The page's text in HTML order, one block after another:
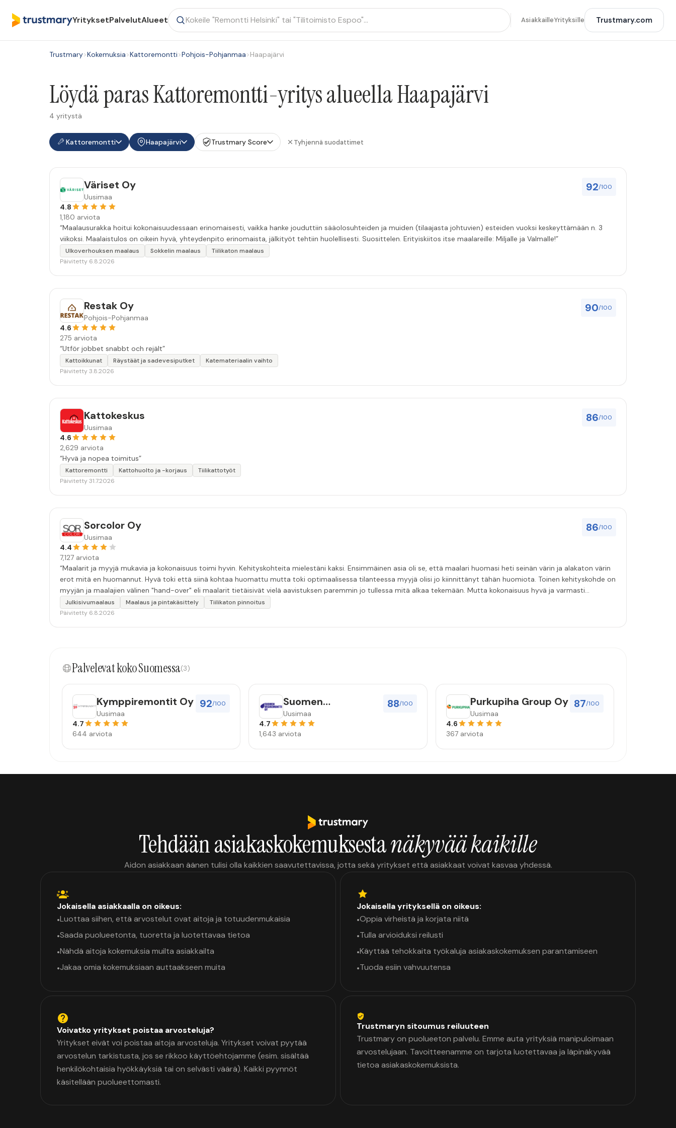
YrityksetPalvelutAlueet AsiakkailleYrityksille Trustmary.com
Trustmary>Kokemuksia>Kattoremontti>Pohjois-Pohjanmaa>Haapajärvi
Löydä paras Kattoremontti-yritys alueella Haapajärvi
4 yritystä
Kattoremontti Haapajärvi Trustmary Score Tyhjennä suodattimet
92/100
Väriset Oy
Uusimaa
4.8
1,180 arviota
“Maalausurakka hoitui kokonaisuudessaan erinomaisesti, vaikka hanke jouduttiin sääolosuhteiden ja muiden (tilaajasta johtuvien) esteiden vuoksi keskeyttämään n. 3
viikoksi. Maalaistulos on oikein hyvä, yhteydenpito erinomaista, jälkityöt tehtiin huolellisesti. Suosittelen. Erityiskiitos itse maalareille: Miljalle ja Valmalle!”
Ulkoverhouksen maalaus Sokkelin maalaus
Tiilikaton maalaus
Päivitetty 6.8.2026
90/100
Restak Oy
Pohjois-Pohjanmaa
4.6
275 arviota
“Utför jobbet snabbt och rejält”
Kattoikkunat Räystäät ja sadevesiputket
Katemateriaalin vaihto
Päivitetty 3.8.2026
86/100
Kattokeskus
Uusimaa
4.6
2,629 arviota
“Hyvä ja nopea toimitus”
Kattoremontti Kattohuolto ja -korjaus
Tiilikattotyöt
Päivitetty 31.7.2026
86/100
Sorcolor Oy
Uusimaa
4.4
7,127 arviota
“Maalarit ja myyjä mukavia ja kokonaisuus toimi hyvin. Kehityskohteita mielestäni kaksi. Ensimmäinen asia oli se, että maalari huomasi heti seinän värin ja alakaton värin
erot mitä en huomannut. Hyvä toki että siinä kohtaa huomattu mutta toki optimaalisessa tilanteessa myyjä olisi jo kiinnittänyt tähän huomiota. Toinen kehityskohde on
myyjän ja maalajien välinen "hand-over" eli maalarit tietäisivät vielä aavistuksen paremmin jo tullessa mitä alkaa tekemään. Mutta kokonaisuus hyvä ja varmasti
tulevaisuudessakin mahdollisuus että palveluita käytän”
Julkisivumaalaus Maalaus ja pintakäsittely
Tiilikaton pinnoitus
Päivitetty 6.8.2026
Palvelevat koko Suomessa(3)
92/100
Kymppiremontit Oy
Uusimaa
4.7
644 arviota
88/100
Suomen
vesiremontti Oy
Uusimaa
4.7
1,643 arviota
87/100
Purkupiha Group Oy
Uusimaa
4.6
367 arviota
Tehdään asiakaskokemuksestanäkyvää kaikille
Aidon asiakkaan äänen tulisi olla kaikkien saavutettavissa, jotta sekä yritykset että asiakkaat voivat kasvaa yhdessä.
Jokaisella asiakkaalla on oikeus:
•Luottaa siihen, että arvostelut ovat aitoja ja totuudenmukaisia
•Saada puolueetonta, tuoretta ja luotettavaa tietoa
•Nähdä aitoja kokemuksia muilta asiakkailta
•Jakaa omia kokemuksiaan auttaakseen muita
Jokaisella yrityksellä on oikeus:
•Oppia virheistä ja korjata niitä
•Tulla arvioiduksi reilusti
•Käyttää tehokkaita työkaluja asiakaskokemuksen parantamiseen
•Tuoda esiin vahvuutensa
Voivatko yritykset poistaa arvosteluja?
Yritykset eivät voi poistaa aitoja arvosteluja. Yritykset voivat pyytää
arvostelun tarkistusta, jos se rikkoo käyttöehtojamme (esim. sisältää
henkilökohtaisia hyökkäyksiä tai on selvästi väärä). Kaikki pyynnöt
käsitellään puolueettomasti.
Trustmaryn sitoumus reiluuteen
Trustmary on puolueeton palvelu. Emme auta yrityksiä manipuloimaan
arvostelujaan. Tavoitteenamme on tarjota luotettavaa ja läpinäkyvää
tietoa asiakaskokemuksista.